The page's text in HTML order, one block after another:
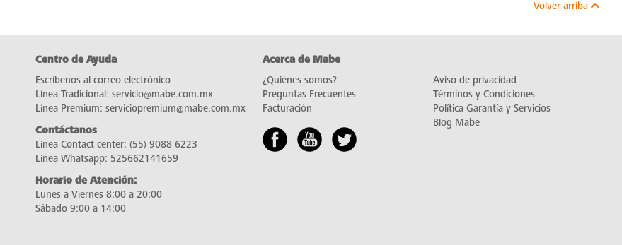
Volver arriba
Centro de Ayuda
Escríbenos al correo electrónico
Línea Tradicional: servicio@mabe.com.mx
Línea Premium: serviciopremium@mabe.com.mx
Contáctanos
Línea Contact center: (55) 9088 6223
Línea Whatsapp: 525662141659
Horario de Atención:
Lunes a Viernes 8:00 a 20:00
Sábado 9:00 a 14:00
Acerca de Mabe
¿Quiénes somos?
Preguntas Frecuentes
Facturación
Aviso de privacidad
Términos y Condiciones
Política Garantía y Servicios
Blog Mabe